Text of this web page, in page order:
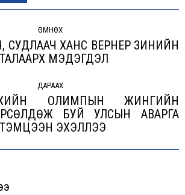
ӨМНӨХ
Previous
post:
СУДЛААЧ ХАНС ВЕРНЕР ЗИНИЙН
МЭДЭГДЭЛ
ДАРААХ
Next
post:
ОЛИМПЫН ЖИНГИЙН
БУЙ УЛСЫН АВАРГА
ЭХЭЛЛЭЭ